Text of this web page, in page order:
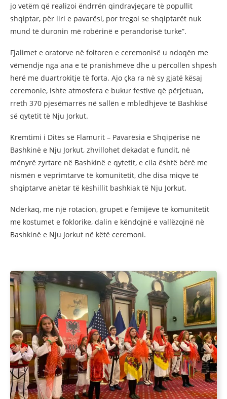
jo vetëm që realizoi ëndrrën qindravjeçare të popullit
shqiptar, për liri e pavarësi, por tregoi se shqiptarët nuk
mund të duronin më robërinë e perandorisë turke”.
Fjalimet e oratorve në foltoren e ceremonisë u ndoqën me
vëmendje nga ana e të pranishmëve dhe u përcollën shpesh
herë me duartrokitje të forta. Ajo çka ra në sy gjatë kësaj
ceremonie, ishte atmosfera e bukur festive që përjetuan,
rreth 370 pjesëmarrës në sallën e mbledhjeve të Bashkisë
së qytetit të Nju Jorkut.
Kremtimi i Ditës së Flamurit – Pavarësia e Shqipërisë në
Bashkinë e Nju Jorkut, zhvillohet dekadat e fundit, në
mënyrë zyrtare në Bashkinë e qytetit, e cila është bërë me
nismën e veprimtarve të komunitetit, dhe disa miqve të
shqiptarve anëtar të këshillit bashkiak të Nju Jorkut.
Ndërkaq, me një rotacion, grupet e fëmijëve të komunitetit
me kostumet e foklorike, dalin e këndojnë e vallëzojnë në
Bashkinë e Nju Jorkut në këtë ceremoni.